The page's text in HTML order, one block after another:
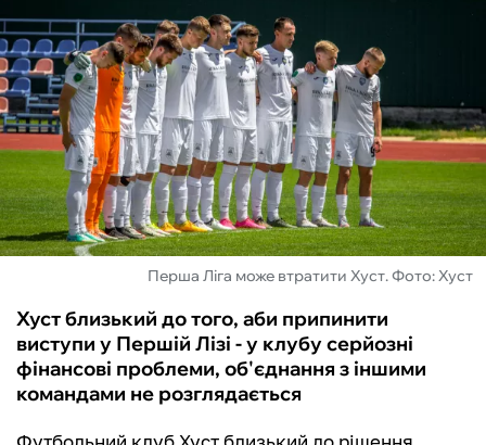
ЧС-2026
ФУТЗАЛ
ІНШІ
БУКМЕКЕРИ
Перша Ліга може втратити Хуст. Фото: Хуст
Хуст близький до того, аби припинити
виступи у Першій Лізі - у клубу серйозні
фінансові проблеми, об'єднання з іншими
командами не розглядається